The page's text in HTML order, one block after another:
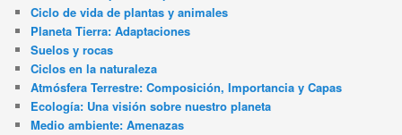
Ciclo de vida de plantas y animales
Planeta Tierra: Adaptaciones
Suelos y rocas
Ciclos en la naturaleza
Atmósfera Terrestre: Composición, Importancia y Capas
Ecología: Una visión sobre nuestro planeta
Medio ambiente: Amenazas